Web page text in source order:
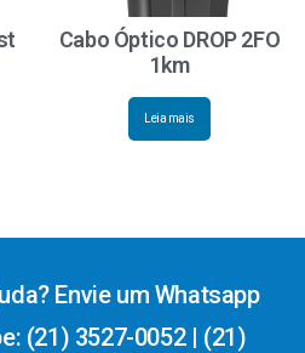
Cabo Óptico DROP 2FO
1km
Leia mais
Envie um Whatsapp
(21) 3527-0052 | (21)